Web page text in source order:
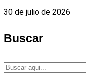
30 de julio de 2026
Buscar